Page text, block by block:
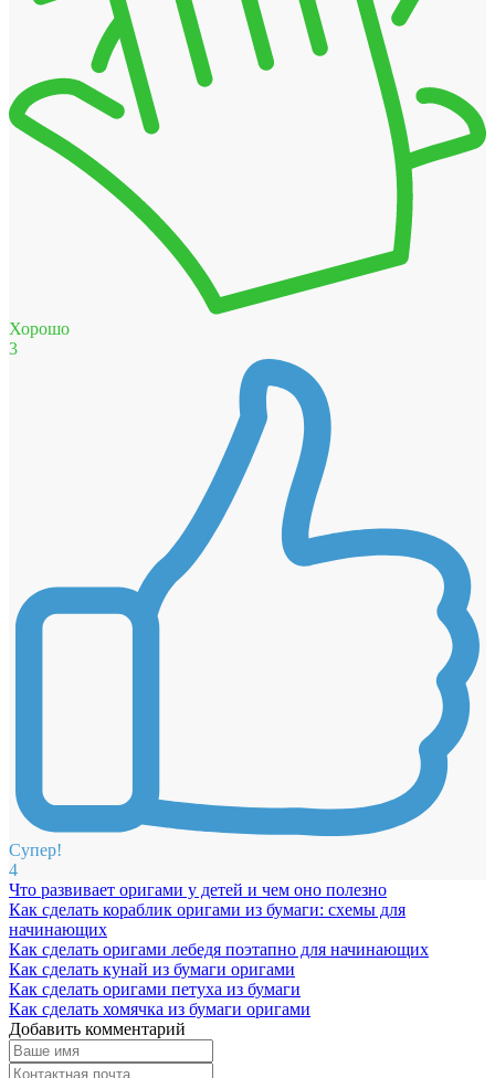
Хорошо
3
Супер!
4
Что развивает оригами у детей и чем оно полезно
Как сделать кораблик оригами из бумаги: схемы для
начинающих
Как сделать оригами лебедя поэтапно для начинающих
Как сделать кунай из бумаги оригами
Как сделать оригами петуха из бумаги
Как сделать хомячка из бумаги оригами
Добавить комментарий